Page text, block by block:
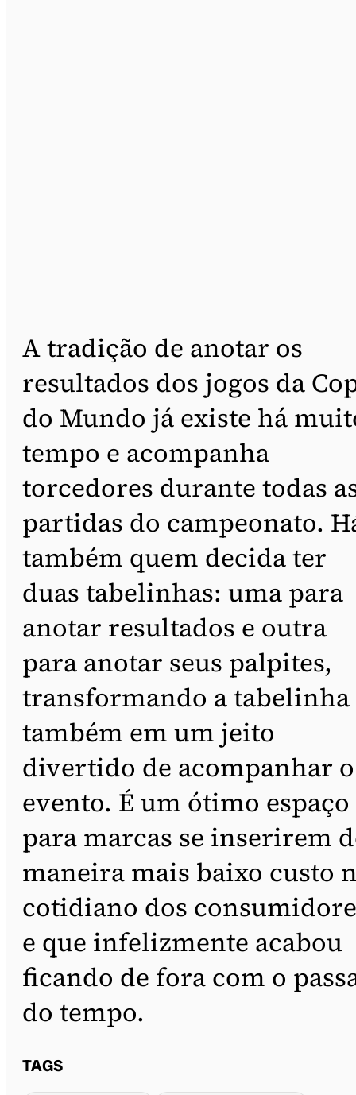
A tradição de anotar os
resultados dos jogos da
do Mundo já existe há
tempo e acompanha
torcedores durante todas
partidas do campeonato.
também quem decida ter
duas tabelinhas: uma para
anotar resultados e outra
para anotar seus palpites,
transformando a tabelinha
também em um jeito
divertido de acompanhar o
evento. É um ótimo espaço
para marcas se inserirem
maneira mais baixo custo
cotidiano dos
e que infelizmente acabou
ficando de fora com o
do tempo.
TAGS